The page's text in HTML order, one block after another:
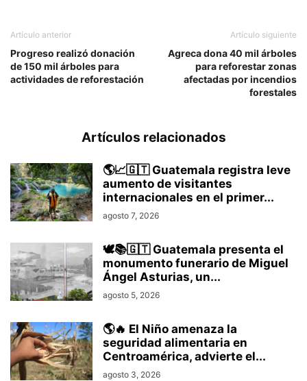
Artículo anterior
Progreso realizó donación
de 150 mil árboles para
actividades de reforestación
Artículo siguiente
Agreca dona 40 mil árboles
para reforestar zonas
afectadas por incendios
forestales
Artículos relacionados
🌎📈🇬🇹 Guatemala registra leve
aumento de visitantes
internacionales en el primer...
agosto 7, 2026
🕊️📚🇬🇹 Guatemala presenta el
monumento funerario de Miguel
Ángel Asturias, un...
agosto 5, 2026
🌎🔥 El Niño amenaza la
seguridad alimentaria en
Centroamérica, advierte el...
agosto 3, 2026